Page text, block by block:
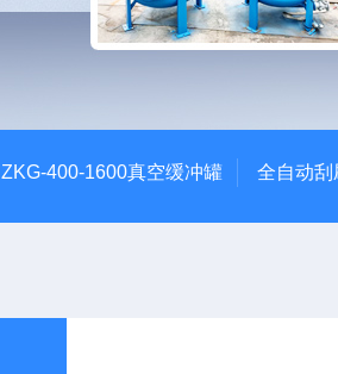
ZKG-400-1600真空缓冲罐 全自动刮